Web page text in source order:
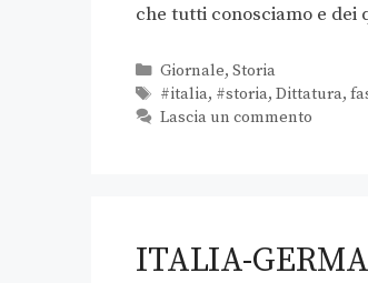
che tutti conosciamo e dei
Giornale, Storia
#italia, #storia, Dittatura,
Lascia un commento
ITALIA-